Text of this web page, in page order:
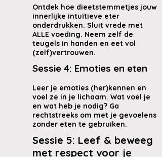
Ontdek hoe dieetstemmetjes jouw
innerlijke intuïtieve eter
onderdrukken. Sluit vrede met
ALLE voeding. Neem zelf de
teugels in handen en eet vol
(zelf)vertrouwen.
Sessie 4: Emoties en eten
Leer je emoties (her)kennen en
voel ze in je lichaam. Wat voel je
en wat heb je nodig? Ga
rechtstreeks om met je gevoelens
zonder eten te gebruiken.
Sessie 5: Leef & beweeg
met respect voor je